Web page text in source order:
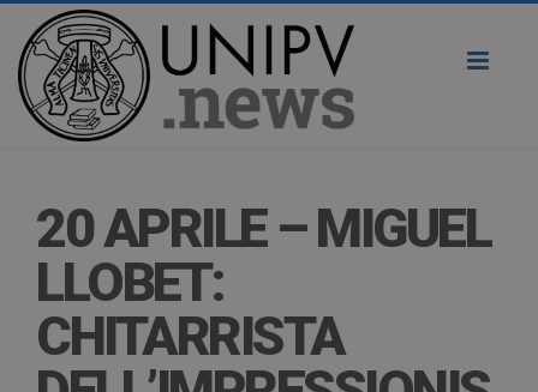
20 APRILE – MIGUEL
LLOBET:
CHITARRISTA